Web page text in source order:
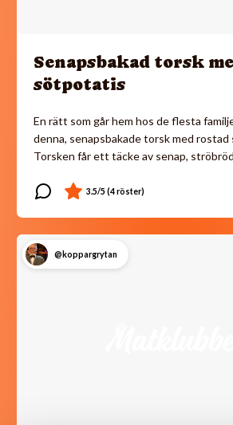
Senapsbakad torsk
sötpotatis
En rätt som går hem hos de flesta
denna, senapsbakade torsk med
Torsken får ett täcke av senap,
@koppargrytan